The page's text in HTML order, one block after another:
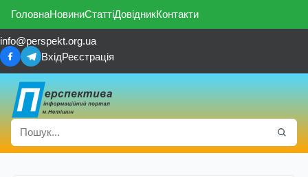
ГоловнаНовиниСтаттіДовідникКонтакти
info@perspekt.org.ua
ВхідРеєстрація